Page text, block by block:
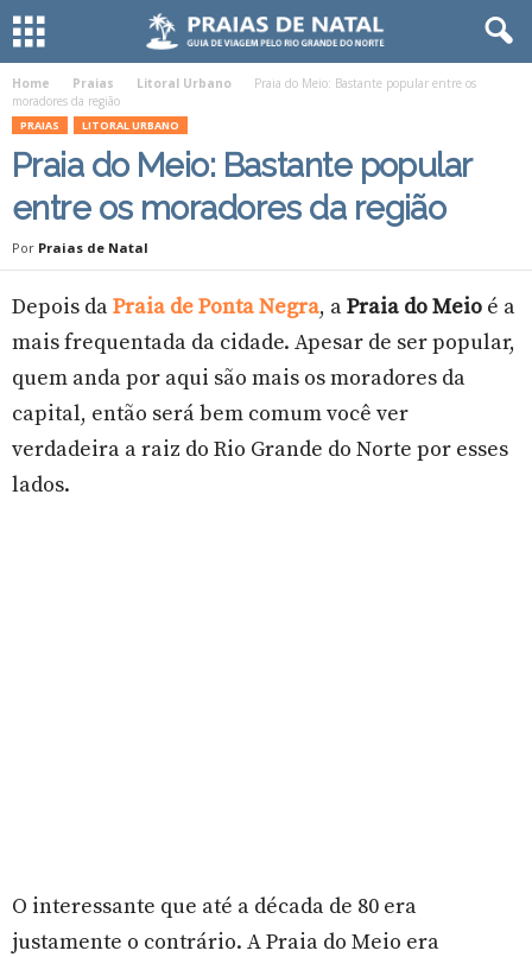
Home Praias Litoral Urbano
Praia do Meio: Bastante popular entre os
moradores da região
PRAIAS LITORAL URBANO
Praia do Meio: Bastante popular
entre os moradores da região
Por Praias de Natal
Depois daPraia de Ponta Negra, aPraia do Meio é a
mais frequentada da cidade. Apesar de ser popular,
quem anda por aqui são mais os moradores da
capital, então será bem comum você ver
verdadeira a raiz do Rio Grande do Norte por esses
lados.
O interessante que até a década de 80 era
justamente o contrário. A Praia do Meio era